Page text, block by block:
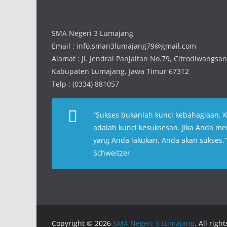
SMA Negeri 3 Lumajang
Email : info.sman3lumajang79@gmail.com
Alamat : Jl. Jendral Panjaitan No.79,
Kabupaten Lumajang, Jawa Timur 67312
Telp : (0334) 881057
“Sukses bukanlah kunci kebahagiaan.
adalah kunci kesuksesan. Jika Anda
yang Anda lakukan, Anda akan sukses
Schweitzer
Copyright © 2026 SMA Negeri 3 Lumajang. All